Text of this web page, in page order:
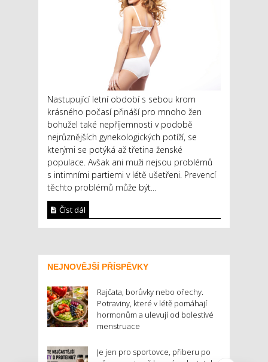
Nastupující letní období s sebou krom
krásného počasí přináší pro mnoho žen
bohužel také nepříjemnosti v podobě
nejrůznějších gynekologických potíží, se
kterými se potýká až třetina ženské
populace. Avšak ani muži nejsou problémů
s intimními partiemi v létě ušetřeni. Prevencí
těchto problémů může být...
Číst dál
NEJNOVĚJŠÍ PŘÍSPĚVKY
Rajčata, borůvky nebo ořechy.
Potraviny, které v létě pomáhají
hormonům a ulevují od bolestivé
menstruace
Je jen pro sportovce, přiberu po